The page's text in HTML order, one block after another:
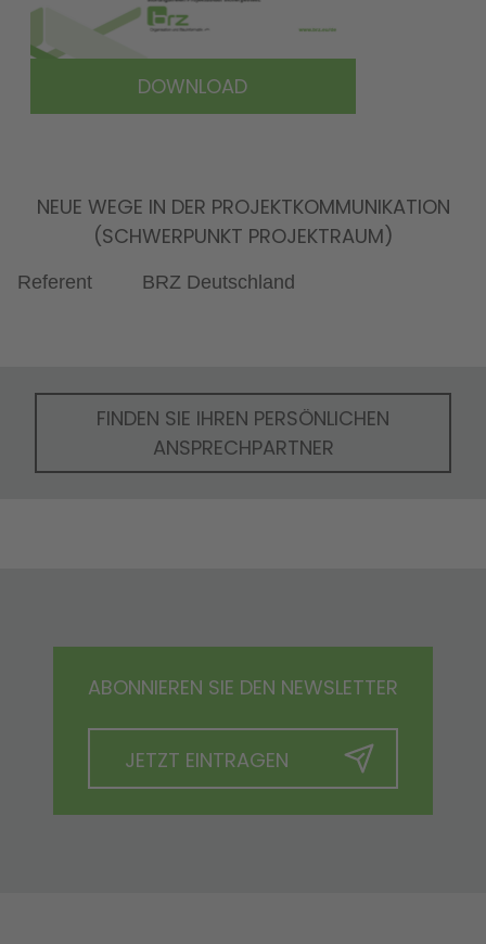
DOWNLOAD
NEUE WEGE IN DER PROJEKTKOMMUNIKATION
(SCHWERPUNKT PROJEKTRAUM)
Referent BRZ Deutschland
FINDEN SIE IHREN PERSÖNLICHEN
ANSPRECHPARTNER
ABONNIEREN SIE DEN NEWSLETTER
JETZT EINTRAGEN